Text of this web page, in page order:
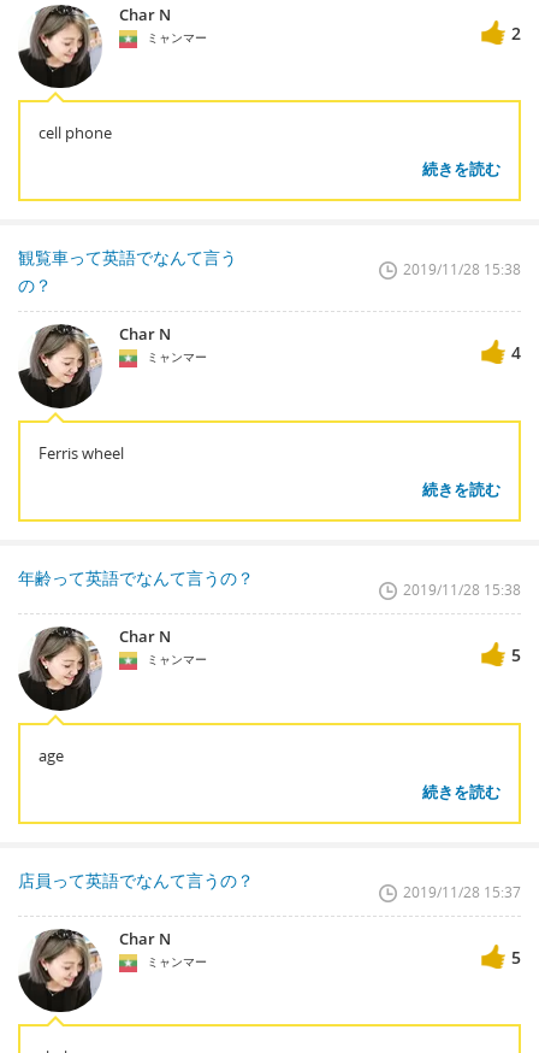
Char N
ミャンマー 2
cell phone
続きを読む
観覧車って英語でなんて言う
の？
2019/11/28 15:38
Char N
ミャンマー 4
Ferris wheel
続きを読む
年齢って英語でなんて言うの？
2019/11/28 15:38
Char N
ミャンマー 5
age
続きを読む
店員って英語でなんて言うの？
2019/11/28 15:37
Char N
ミャンマー 5